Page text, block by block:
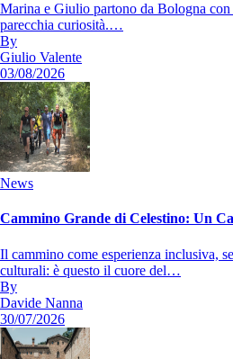
Marina e Giulio partono da Bologna con
parecchia curiosità.…
By
Giulio Valente
03/08/2026
News
Cammino Grande di Celestino: Un
Il cammino come esperienza inclusiva,
culturali: è questo il cuore del…
By
Davide Nanna
30/07/2026